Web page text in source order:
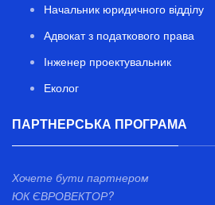
Начальник юридичного відділу
Адвокат з податкового права
Інженер проектувальник
Еколог
ПАРТНЕРСЬКА ПРОГРАМА
Хочете бути партнером
ЮК ЄВРОВЕКТОР?